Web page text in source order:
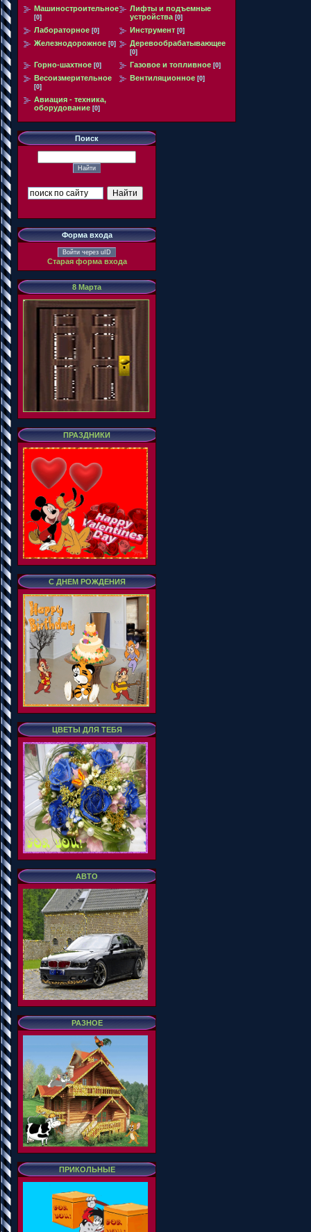
Машиностроительное
[0]
Лифты и подъемные
устройства [0]
Лабораторное [0] Инструмент [0]
Железнодорожное [0] Деревообрабатывающее
[0]
Горно-шахтное [0] Газовое и топливное [0]
Весоизмерительное
[0]
Вентиляционное [0]
Авиация - техника,
оборудование [0]
Поиск
Форма входа
Войти через uID
Старая форма входа
8 Марта
ПРАЗДНИКИ
С ДНЕМ РОЖДЕНИЯ
ЦВЕТЫ ДЛЯ ТЕБЯ
АВТО
РАЗНОЕ
ПРИКОЛЬНЫЕ